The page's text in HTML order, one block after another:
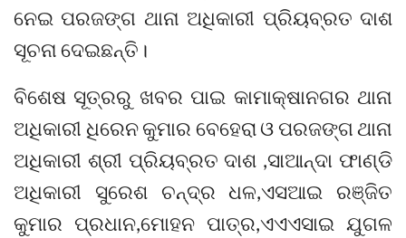
ନେଇ ପରଜଙ୍ଗ ଥାନା ଅଧିକାରୀ ପ୍ରିୟବ୍ରତ ଦାଶ
ସୂଚନା ଦେଇଛନ୍ତି।
ବିଶେଷ ସୂତ୍ରରୁ ଖବର ପାଇ କାମାକ୍ଷାନଗର ଥାନା
ଅଧିକାରୀ ଧିରେନ କୁମାର ବେହେରା ଓ ପରଜଙ୍ଗ ଥାନା
ଅଧିକାରୀ ଶ୍ରୀ ପ୍ରିୟବ୍ରତ ଦାଶ ,ସାଆନ୍ଦା ଫାଣ୍ଡି
ଅଧିକାରୀ ସୁରେଶ ଚନ୍ଦ୍ର ଧଳ,ଏସଆଇ ରଞ୍ଜିତ
କୁମାର ପ୍ରଧାନ,ମୋହନ ପାତ୍ର,ଏଏଏସାଇ ଯୁଗଳ